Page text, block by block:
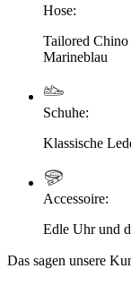
Hose:
Tailored
Marineblau
Schuhe:
Klassische
Accessoire:
Edle Uhr und
Das sagen unsere